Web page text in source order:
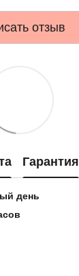
отзыв
Гарантия
день